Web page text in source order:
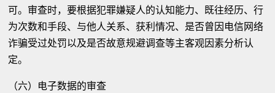
可。审查时，要根据犯罪嫌疑人的认知能力、既往经历、行
为次数和手段、与他人关系、获利情况、是否曾因电信网络
诈骗受过处罚以及是否故意规避调查等主客观因素分析认
定。
（六）电子数据的审查